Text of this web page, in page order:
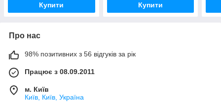
Купити Купити
Про нас
98% позитивних з 56 відгуків за рік
Працює з 08.09.2011
м. Київ
Київ, Київ, Україна